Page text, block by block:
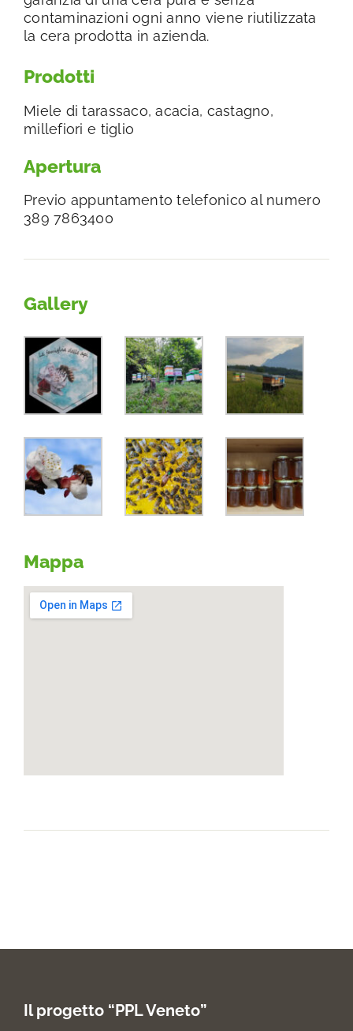
contaminazioni ogni anno viene riutilizzata
la cera prodotta in azienda.
Prodotti
Miele di tarassaco, acacia, castagno,
millefiori e tiglio
Apertura
Previo appuntamento telefonico al numero
389 7863400
Gallery
Mappa
Il progetto “PPL Veneto”